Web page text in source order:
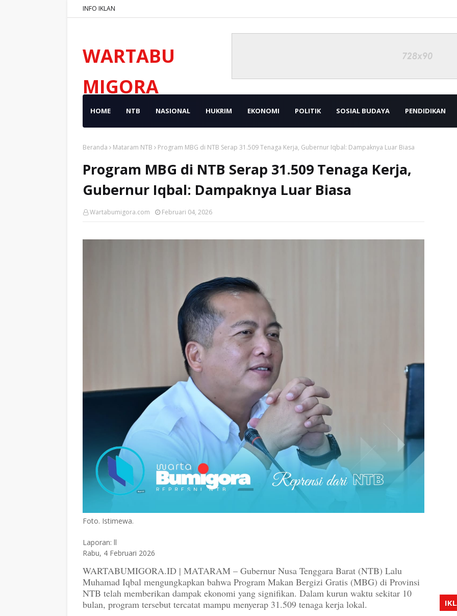
INFO IKLAN
WARTABU
MIGORA
HOME NTB NASIONAL HUKRIM EKONOMI POLITIK SOSIAL BUDAYA PENDIDIKAN
Beranda Mataram NTB Program MBG di NTB Serap 31.509 Tenaga Kerja, Gubernur Iqbal: Dampaknya Luar Biasa
Program MBG di NTB Serap 31.509 Tenaga Kerja,
Gubernur Iqbal: Dampaknya Luar Biasa
Wartabumigora.com Februari 04, 2026
Foto. Istimewa.
Laporan: ll
Rabu, 4 Februari 2026
WARTABUMIGORA.ID | MATARAM – Gubernur Nusa Tenggara Barat (NTB) Lalu
Muhamad Iqbal mengungkapkan bahwa Program Makan Bergizi Gratis (MBG) di Provinsi
NTB telah memberikan dampak ekonomi yang signifikan. Dalam kurun waktu sekitar 10
bulan, program tersebut tercatat mampu menyerap 31.509 tenaga kerja lokal.